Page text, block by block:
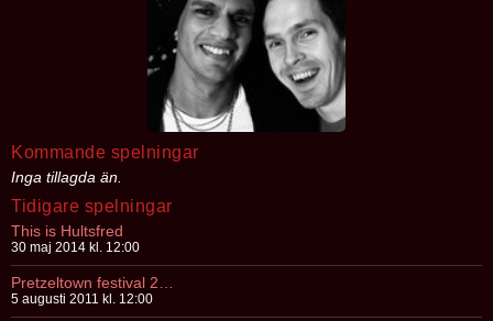
Kommande spelningar
Inga tillagda än.
Tidigare spelningar
This is Hultsfred
30 maj 2014 kl. 12:00
5 augusti 2011 kl. 12:00